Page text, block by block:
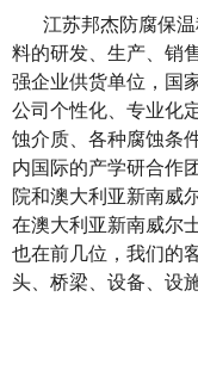
江苏邦杰防腐保
料的研发、生产、销
强企业供货单位，国
公司个性化、专业化
蚀介质、各种腐蚀条
内国际的产学研合作
院和澳大利亚新南威
在澳大利亚新南威尔
也在前几位，我们的
头、桥梁、设备、设